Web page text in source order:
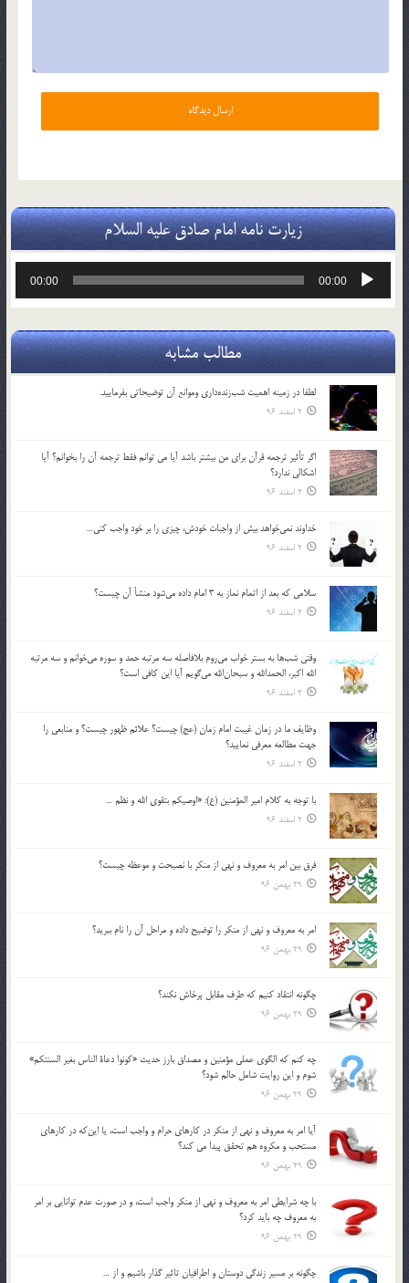
زیارت نامه امام صادق علیه السلام
پخش‌کننده
00:00
00:00
مطالب مشابه
لطفا در زمينه اهميت شب‌زنده‌داري وموانع آن توضيحاتي بفرماييد.
2 اسفند 96
اگر تأثير ترجمه قرآن براي من بيشتر باشد آيا مي توانم فقط ترجمه آن را بخوانم؟ آيا
اشكالي ندارد؟
2 اسفند 96
خداوند نمي‌خواهد بيش از واجبات خودش، چيزي را بر خود واجب كني…
2 اسفند 96
سلامي كه بعد از اتمام نماز به 3 امام داده مي‌شود منشأ آن چيست؟
2 اسفند 96
وقتي شب‌ها به بستر خواب مي‌روم بلافاصله سه مرتبه حمد و سوره مي‌خوانم و سه مرتبه
الله اكبر، الحمدالله و سبحان‌الله مي‌گويم آيا اين كافي است؟
2 اسفند 96
وظايف ما در زمان غيبت امام زمان (عج) چيست؟ علائم ظهور چيست؟ و منابعي را
جهت مطالعه معرفي نماييد؟
2 اسفند 96
با توجه به كلام امير المؤمنين (ع): «اوصيكم بتقوي الله و نظم …
2 اسفند 96
فرق بين امر به معروف و نهي از منكر با نصيحت و موعظه چيست؟
29 بهمن 96
امر به معروف و نهي از منكر را توضيح داده و مراحل آن را نام ببريد؟
29 بهمن 96
چگونه انتقاد كنيم كه طرف مقابل پرخاش نكند؟
29 بهمن 96
چه كنم كه الگوي عملي مؤمنين و مصداق بارز حديث «كونوا دعاة الناس بغير السنتكم»
شوم و اين روايت شامل حالم شود؟
29 بهمن 96
آيا امر به معروف و نهي از منكر در كارهاي حرام و واجب است، يا اين‌كه در كارهاي
مستحب و مكروه هم تحقق پيدا مي كند؟
29 بهمن 96
با چه شرايطي امر به معروف و نهي از منکر واجب است، و در صورت عدم توانايي بر امر
به معروف چه بايد کرد؟
29 بهمن 96
چگونه بر مسير زندگي دوستان و اطرافيان تاثير گذار باشيم و از …